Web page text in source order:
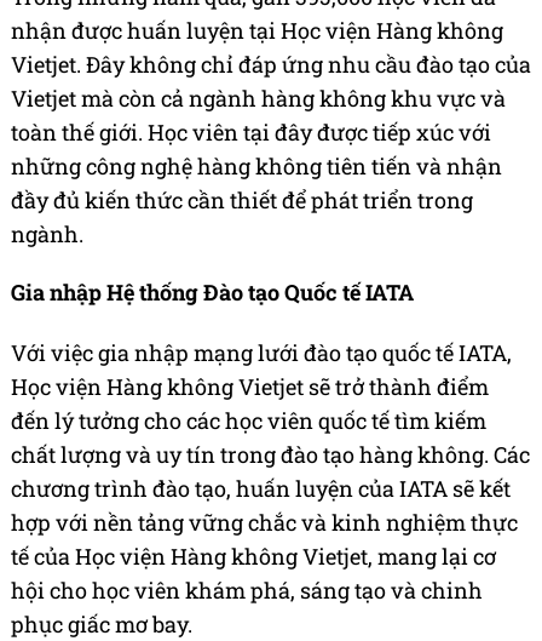
nhận được huấn luyện tại Học viện Hàng không
Vietjet. Đây không chỉ đáp ứng nhu cầu đào tạo của
Vietjet mà còn cả ngành hàng không khu vực và
toàn thế giới. Học viên tại đây được tiếp xúc với
những công nghệ hàng không tiên tiến và nhận
đầy đủ kiến thức cần thiết để phát triển trong
ngành.
Gia nhập Hệ thống Đào tạo Quốc tế IATA
Với việc gia nhập mạng lưới đào tạo quốc tế IATA,
Học viện Hàng không Vietjet sẽ trở thành điểm
đến lý tưởng cho các học viên quốc tế tìm kiếm
chất lượng và uy tín trong đào tạo hàng không. Các
chương trình đào tạo, huấn luyện của IATA sẽ kết
hợp với nền tảng vững chắc và kinh nghiệm thực
tế của Học viện Hàng không Vietjet, mang lại cơ
hội cho học viên khám phá, sáng tạo và chinh
phục giấc mơ bay.